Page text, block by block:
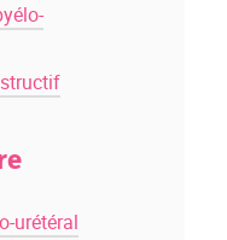
urétéral